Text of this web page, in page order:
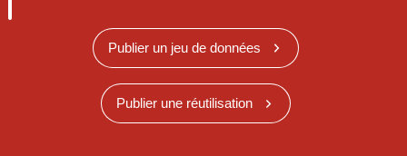
Publier un jeu de données
Publier une réutilisation